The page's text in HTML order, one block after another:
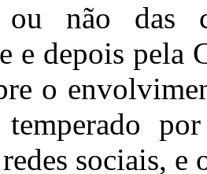
ou não das
e depois pela
o
sociais, e